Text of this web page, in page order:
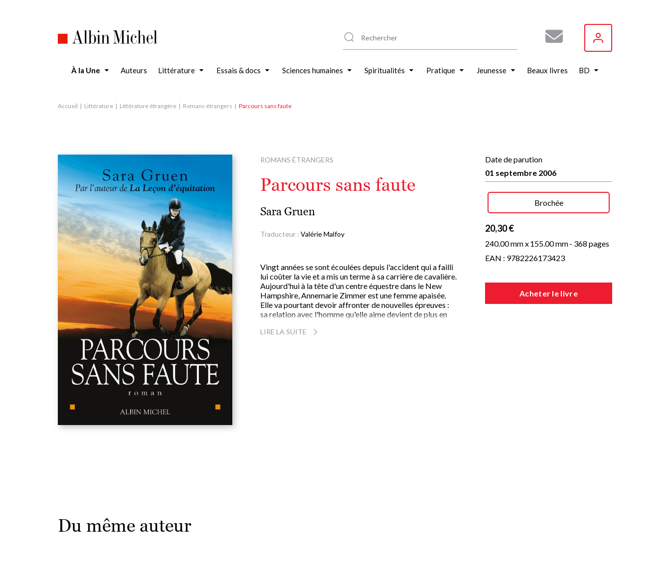
À la Une Auteurs Littérature Essais & docs Sciences humaines Spiritualités Pratique Jeunesse Beaux livres BD
Accueil Littérature Littérature étrangère Romans étrangers Parcours sans faute
ROMANS ÉTRANGERS
Parcours sans faute
Sara Gruen
Traducteur : Valérie Malfoy
Vingt années se sont écoulées depuis l'accident qui a failli
lui coûter la vie et a mis un terme à sa carrière de cavalière.
Aujourd'hui à la tête d'un centre équestre dans le New
Hampshire, Annemarie Zimmer est une femme apaisée.
Elle va pourtant devoir affronter de nouvelles épreuves :
sa relation avec l'homme qu'elle aime devient de plus en
devenir à son tour championne d'équitation. Peu à peu,
LIRE LA SUITE
Date de parution
01 septembre 2006
Brochée
20,30 €
240.00 mm x155.00 mm- 368 pages
EAN : 9782226173423
Acheter le livre
Du même auteur